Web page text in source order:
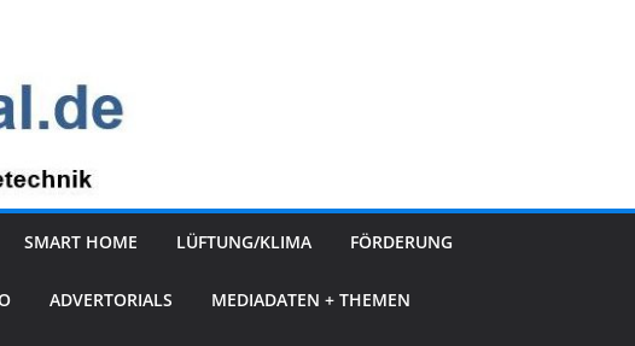
SMART HOME LÜFTUNG/KLIMA FÖRDERUNG
ADVERTORIALS MEDIADATEN + THEMEN